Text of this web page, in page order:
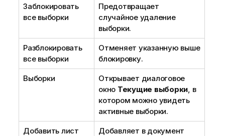
Заблокировать
все выборки
Предотвращает
случайное удаление
выборки.
Разблокировать
все выборки
Отменяет указанную выше
блокировку.
Выборки
Открывает диалоговое
окно Текущие выборки, в
котором можно увидеть
активные выборки.
Добавить лист
Добавляет в документ